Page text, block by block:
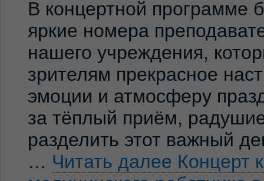
В концертной программе
яркие номера
нашего учреждения,
зрителям прекрасное
эмоции и атмосферу
за тёплый приём,
разделить этот важный
… Читать далее Концерт